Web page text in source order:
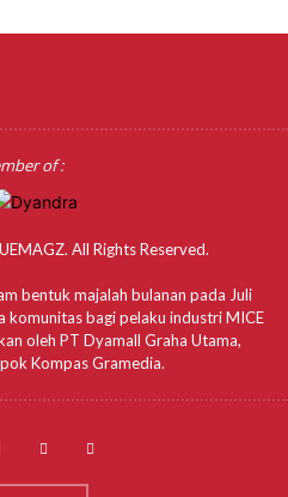
of :
All Rights Reserved.
bentuk majalah bulanan pada Juli
komunitas bagi pelaku industri MICE
oleh PT Dyamall Graha Utama,
Kompas Gramedia.